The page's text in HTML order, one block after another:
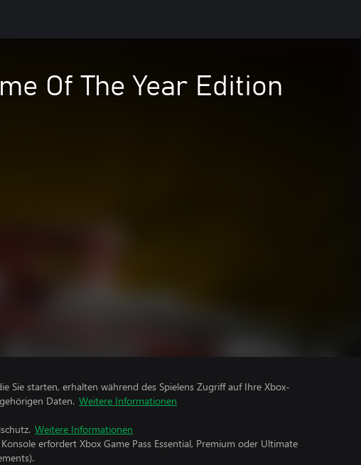
Of The Year Edition
Sie starten, erhalten während des Spielens Zugriff auf Ihre Xbox-
Daten. Weitere Informationen
Weitere Informationen
erfordert Xbox Game Pass Essential, Premium oder Ultimate